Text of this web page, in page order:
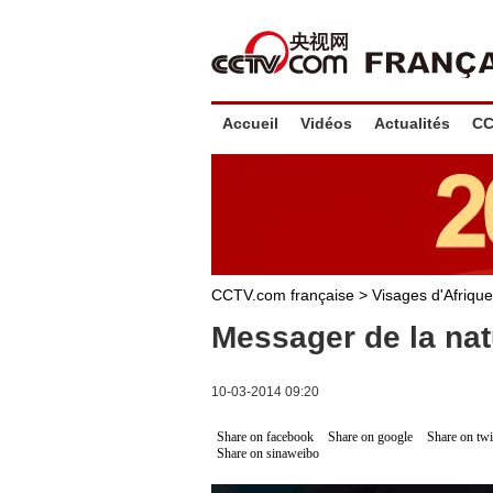
Accueil Vidéos Actualités
CCTV.com française > Visages d'Afrique
Messager de la
10-03-2014 09:20
Share on facebook Share on google
Share on
Share on sinaweibo